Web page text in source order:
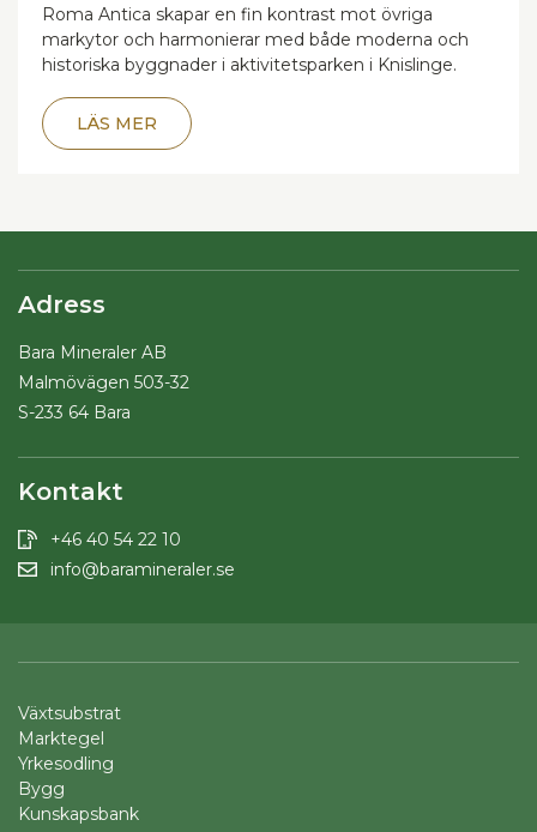
Roma Antica skapar en fin kontrast mot övriga
markytor och harmonierar med både moderna och
historiska byggnader i aktivitetsparken i Knislinge.
LÄS MER
Adress
Bara Mineraler AB
Malmövägen 503-32
S-233 64 Bara
Kontakt
+46 40 54 22 10
info@baramineraler.se
Växtsubstrat
Marktegel
Yrkesodling
Bygg
Kunskapsbank